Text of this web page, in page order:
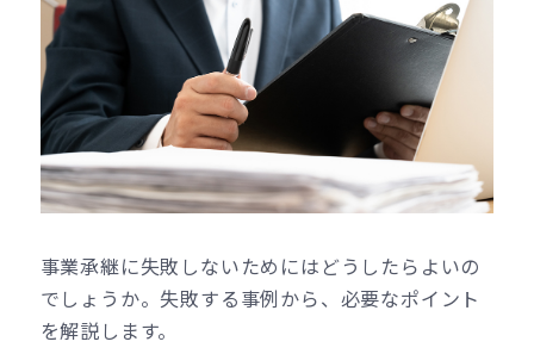
事業承継に失敗しないためにはどうしたらよいの
でしょうか。失敗する事例から、必要なポイント
を解説します。